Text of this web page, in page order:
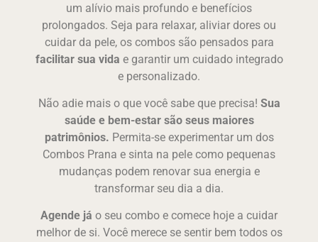
um alívio mais profundo e benefícios
prolongados. Seja para relaxar, aliviar dores ou
cuidar da pele, os combos são pensados para
facilitar sua vida e garantir um cuidado integrado
e personalizado.
Não adie mais o que você sabe que precisa! Sua
saúde e bem-estar são seus maiores
patrimônios. Permita-se experimentar um dos
Combos Prana e sinta na pele como pequenas
mudanças podem renovar sua energia e
transformar seu dia a dia.
Agende já o seu combo e comece hoje a cuidar
melhor de si. Você merece se sentir bem todos os